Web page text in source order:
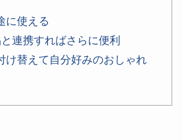
に使える
連携すればさらに便利
け替えて自分好みのおしゃれ